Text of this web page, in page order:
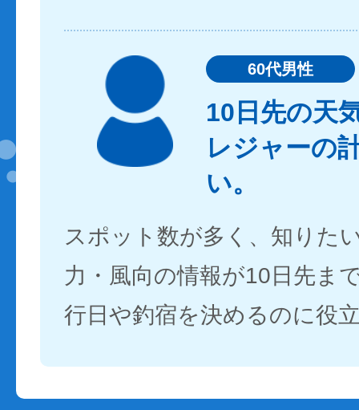
60代男性
10日先の天
レジャーの
い。
スポット数が多く、知りた
力・風向の情報が10日先ま
行日や釣宿を決めるのに役